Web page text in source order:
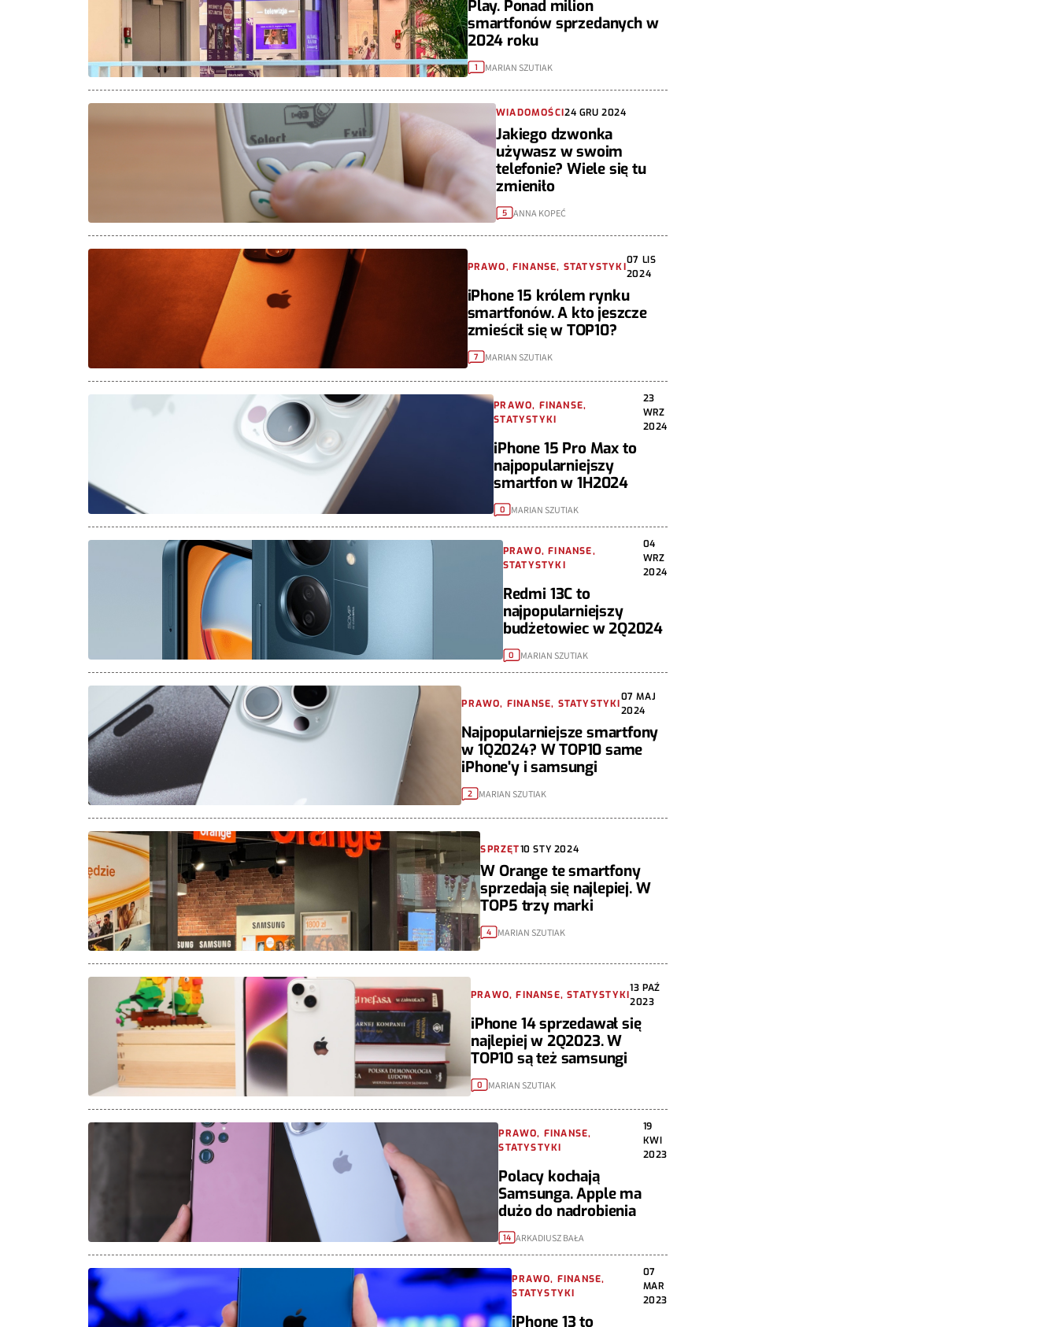
Play. Ponad milion
smartfonów sprzedanych w
2024 roku
1 MARIAN SZUTIAK
WIADOMOŚCI24 GRU 2024
Jakiego dzwonka
używasz w swoim
telefonie? Wiele się tu
zmieniło
5 ANNA KOPEĆ
PRAWO, FINANSE, STATYSTYKI
07 LIS
2024
iPhone 15 królem rynku
smartfonów. A kto jeszcze
zmieścił się w TOP10?
7 MARIAN SZUTIAK
PRAWO, FINANSE,
STATYSTYKI
23
WRZ
2024
iPhone 15 Pro Max to
najpopularniejszy
smartfon w 1H2024
0 MARIAN SZUTIAK
PRAWO, FINANSE,
STATYSTYKI
04
WRZ
2024
Redmi 13C to
najpopularniejszy
budżetowiec w 2Q2024
0 MARIAN SZUTIAK
PRAWO, FINANSE, STATYSTYKI
07 MAJ
2024
Najpopularniejsze smartfony
w 1Q2024? W TOP10 same
iPhone'y i samsungi
2 MARIAN SZUTIAK
SPRZĘT10 STY 2024
W Orange te smartfony
sprzedają się najlepiej. W
TOP5 trzy marki
4 MARIAN SZUTIAK
PRAWO, FINANSE, STATYSTYKI
13 PAŹ
2023
iPhone 14 sprzedawał się
najlepiej w 2Q2023. W
TOP10 są też samsungi
0 MARIAN SZUTIAK
PRAWO, FINANSE,
STATYSTYKI
19
KWI
2023
Polacy kochają
Samsunga. Apple ma
dużo do nadrobienia
14 ARKADIUSZ BAŁA
PRAWO, FINANSE,
STATYSTYKI
07
MAR
2023
iPhone 13 to